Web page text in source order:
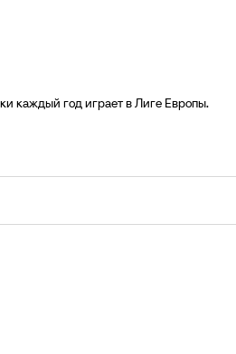
каждый год играет в Лиге Европы.